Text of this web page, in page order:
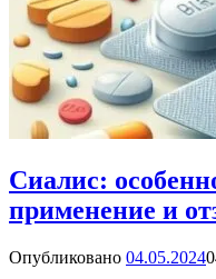
Сиалис:
применение и
Опубликовано 04.05.2024